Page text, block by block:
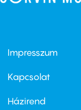
Footer
first
Impresszum
Kapcsolat
Footer
Házirend